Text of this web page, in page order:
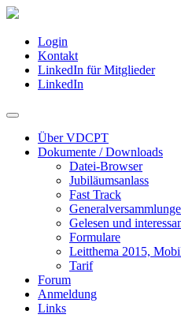
Login
Kontakt
LinkedIn für Mitglieder
LinkedIn
Über VDCPT
Dokumente / Downloads
Datei-Browser
Jubiläumsanlass
Fast Track
Gelesen und
Formulare
Leitthema 2015,
Tarif
Forum
Anmeldung
Links